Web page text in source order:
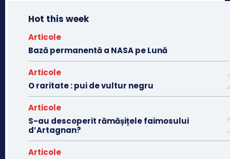
Hot this week
Articole
Bază permanentă a NASA pe Lună
Articole
O raritate : pui de vultur negru
Articole
S-au descoperit rămășițele faimosului
d’Artagnan?
Articole